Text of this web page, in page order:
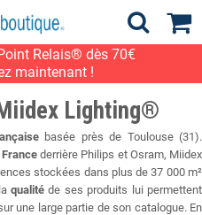
Relais® dès 70€
maintenant !
Lighting®
basée près de Toulouse (31).
derrière Philips et Osram, Miidex
stockées dans plus de 37 000 m²
qualité de ses produits lui permettent
une large partie de son catalogue. En